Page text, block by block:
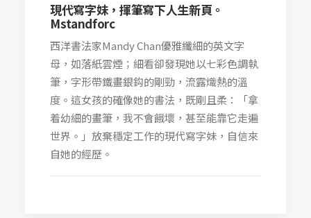
現代寫字妹，揮筆寫下人生新頁。
Mstandforc
西洋書法家Mandy Chan優雅纖細的英文字
母，如落紙雲煙；細看卻發現她以七彩色調執
筆，字形帶鐵畫銀鈎的剛勁，流露熾熱的溫
度。這女孩的確像她的書法，既剛且柔：「拿
着幼細的畫筆，我不會餓壞，甚至能靠它走遍
世界。」放棄穩定工作的現代寫字妹，自信來
自她的經歷。